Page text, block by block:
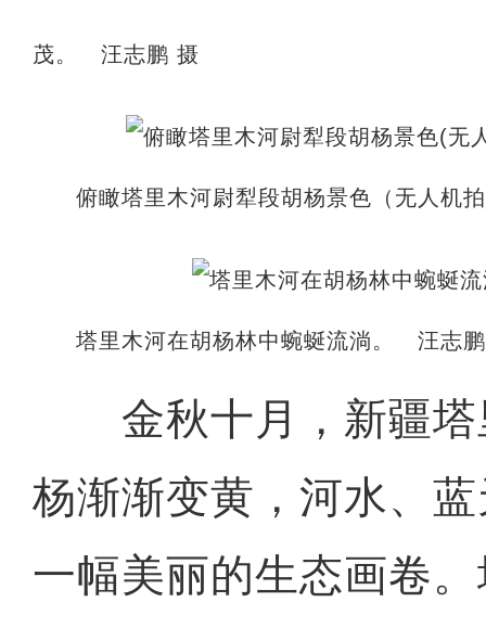
茂。 汪志鹏 摄
俯瞰塔里木河尉犁段胡杨景色（无人机
塔里木河在胡杨林中蜿蜒流淌。 汪志
金秋十月，新疆塔
杨渐渐变黄，河水、
一幅美丽的生态画卷